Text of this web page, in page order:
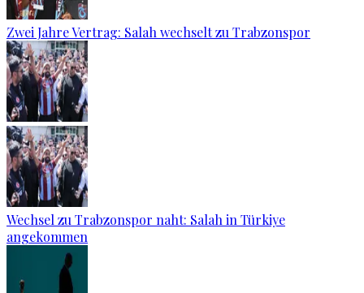
Zwei Jahre Vertrag: Salah wechselt zu Trabzonspor
Wechsel zu Trabzonspor naht: Salah in Türkiye
angekommen